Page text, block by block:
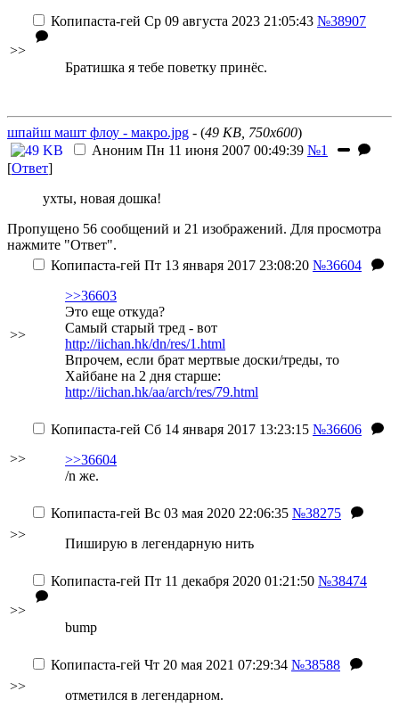
>>
Копипаста-гей Ср 09 августа 2023 21:05:43 №38907
Братишка я тебе поветку принёс.
шпайш машт флоу - макро.jpg - (49 KB, 750x600)
Аноним Пн 11 июня 2007 00:49:39 №1
[Ответ]
ухты, новая дошка!
Пропущено 56 сообщений и 21 изображений. Для просмотра
нажмите "Ответ".
>>
Копипаста-гей Пт 13 января 2017 23:08:20 №36604
>>36603
Это еще откуда?
Самый старый тред - вот
http://iichan.hk/dn/res/1.html
Впрочем, если брат мертвые доски/треды, то
Хайбане на 2 дня старше:
http://iichan.hk/aa/arch/res/79.html
>>
Копипаста-гей Сб 14 января 2017 13:23:15 №36606
>>36604
/n же.
>>
Копипаста-гей Вс 03 мая 2020 22:06:35 №38275
Пиширую в легендарную нить
>>
Копипаста-гей Пт 11 декабря 2020 01:21:50 №38474
bump
>>
Копипаста-гей Чт 20 мая 2021 07:29:34 №38588
отметился в легендарном.